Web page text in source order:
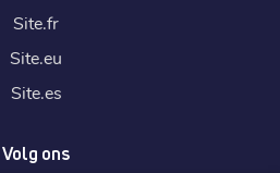
Site.fr
Site.eu
Site.es
Volg ons